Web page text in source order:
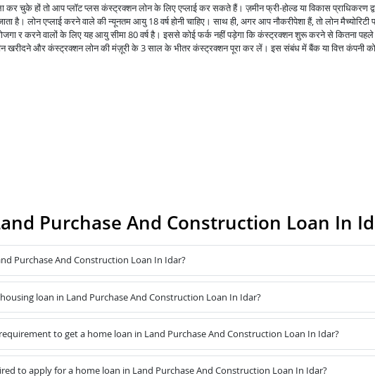
चुके हों तो आप प्लॉट प्लस कंस्ट्रक्शन लोन के लिए एप्लाई कर सकते हैं। ज़मीन फ्री-होल्ड या विकास प्राधिकरण
है। लोन एप्लाई करने वाले की न्यूनतम आयु 18 वर्ष होनी चाहिए। साथ ही, अगर आप नौकरीपेशा हैं, तो लोन मैच्योरिटी
र करने वालों के लिए यह आयु सीमा 80 वर्ष है। इससे कोई फर्क नहीं पड़ेगा कि कंस्ट्रक्शन शुरू करने से कितना
खरीदने और कंस्ट्रक्शन लोन की मंज़ूरी के 3 साल के भीतर कंस्ट्रक्शन पूरा कर लें। इस संबंध में बैंक या वित्त कंपनी
Purchase And Construction Loan In
Purchase And Construction Loan In Idar?
loan in Land Purchase And Construction Loan In Idar?
to get a home loan in Land Purchase And Construction Loan In Idar?
to apply for a home loan in Land Purchase And Construction Loan In Idar?